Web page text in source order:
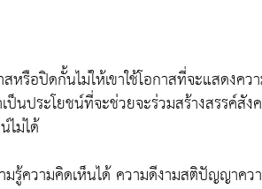
หรือปิดกั้นไม่ให้เขาใช้โอกาสที่จะแสดงค
ป็นประโยชน์ที่จะช่วยจะร่วมสร้างสรรค์
ไม่ได้
มรู้ความคิดเห็นได้ ความดีงามสติปัญญาคว